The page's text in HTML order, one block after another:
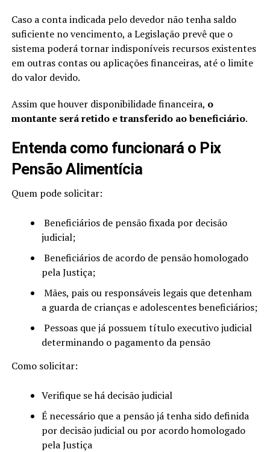
Caso a conta indicada pelo devedor não tenha saldo
suficiente no vencimento, a Legislação prevê que o
sistema poderá tornar indisponíveis recursos existentes
em outras contas ou aplicações financeiras, até o limite
do valor devido.
Assim que houver disponibilidade financeira, o
montante será retido e transferido ao beneficiário.
Entenda como funcionará o Pix
Pensão Alimentícia
Quem pode solicitar:
Beneficiários de pensão fixada por decisão
judicial;
Beneficiários de acordo de pensão homologado
pela Justiça;
Mães, pais ou responsáveis legais que detenham
a guarda de crianças e adolescentes beneficiários;
Pessoas que já possuem título executivo judicial
determinando o pagamento da pensão
Como solicitar:
Verifique se há decisão judicial
É necessário que a pensão já tenha sido definida
por decisão judicial ou por acordo homologado
pela Justiça